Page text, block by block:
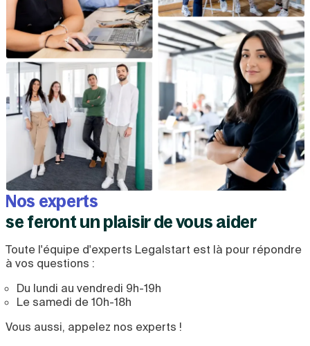
Nos experts
se feront un plaisir de vous aider
Toute l'équipe d'experts Legalstart est là pour répondre
à vos questions :
Du lundi au vendredi 9h-19h
Le samedi de 10h-18h
Vous aussi, appelez nos experts !